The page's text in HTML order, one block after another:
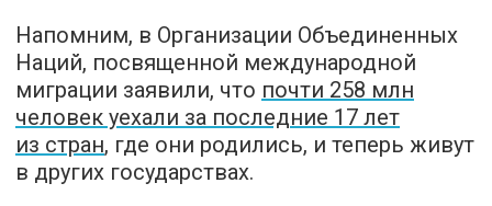
Напомним, в Организации Объединенных
Наций, посвященной международной
миграции заявили, что почти 258 млн
человек уехали за последние 17 лет
из стран, где они родились, и теперь живут
в других государствах.